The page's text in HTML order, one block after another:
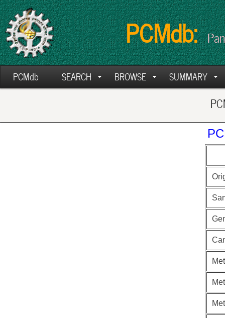
PCMdb:
PCMdb SEARCH BROWSE SUMMARY